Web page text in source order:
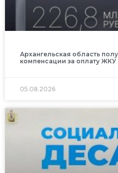
Архангельская область
компенсации за оплату ЖКУ
05.08.2026